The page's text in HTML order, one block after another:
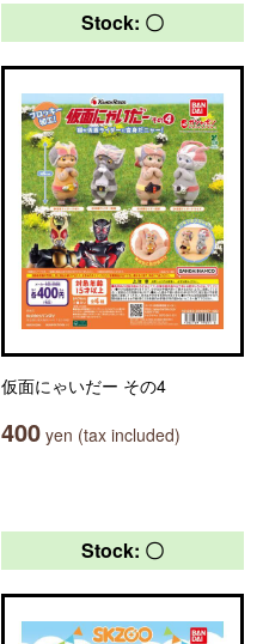
Stock: 〇
仮面にゃいだー その4
400 yen (tax included)
Stock: 〇